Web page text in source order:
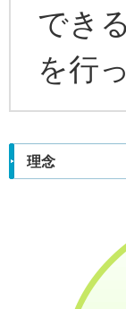
でき
を行
理念